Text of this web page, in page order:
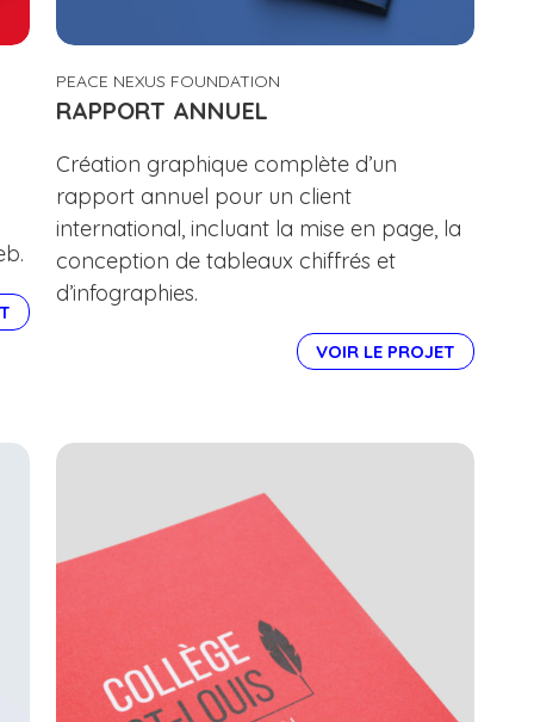
PEACE NEXUS FOUNDATION
RAPPORT ANNUEL
Création graphique complète d’un
rapport annuel pour un client
international, incluant la mise en page, la
conception de tableaux chiffrés et
d’infographies.
VOIR LE PROJET